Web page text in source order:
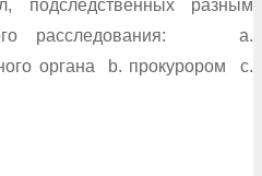
подследственных разным
расследования: a.
органа b. прокурором c.